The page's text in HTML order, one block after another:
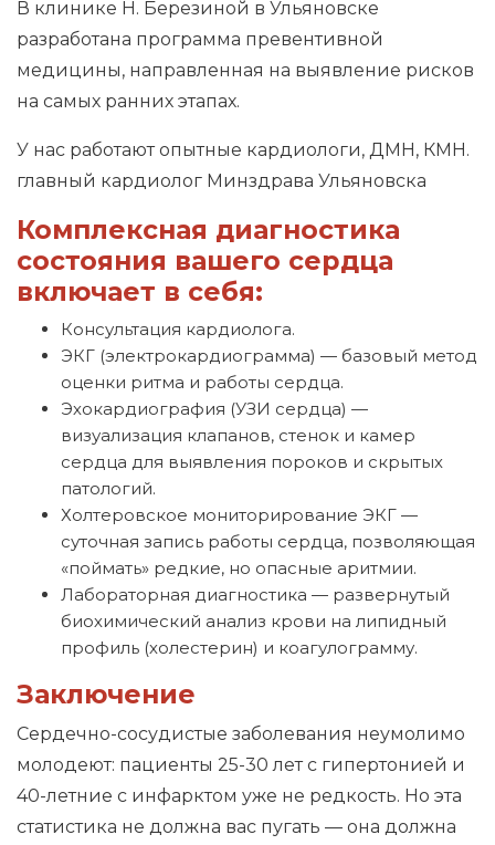
В клинике Н. Березиной в Ульяновске
разработана программа превентивной
медицины, направленная на выявление рисков
на самых ранних этапах.
У нас работают опытные кардиологи, ДМН, КМН.
главный кардиолог Минздрава Ульяновска
Комплексная диагностика
состояния вашего сердца
включает в себя:
Консультация кардиолога.
ЭКГ (электрокардиограмма) — базовый метод
оценки ритма и работы сердца.
Эхокардиография (УЗИ сердца) —
визуализация клапанов, стенок и камер
сердца для выявления пороков и скрытых
патологий.
Холтеровское мониторирование ЭКГ —
суточная запись работы сердца, позволяющая
«поймать» редкие, но опасные аритмии.
Лабораторная диагностика — развернутый
биохимический анализ крови на липидный
профиль (холестерин) и коагулограмму.
Заключение
Сердечно-сосудистые заболевания неумолимо
молодеют: пациенты 25-30 лет с гипертонией и
40-летние с инфарктом уже не редкость. Но эта
статистика не должна вас пугать — она должна